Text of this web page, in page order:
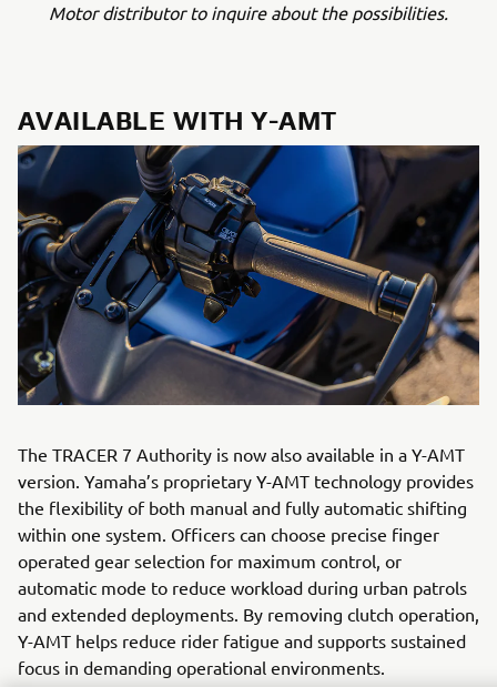
Motor distributor to inquire about the possibilities.
AVAILABLE WITH Y-AMT
The TRACER 7 Authority is now also available in a Y-AMT
version. Yamaha’s proprietary Y-AMT technology provides
the flexibility of both manual and fully automatic shifting
within one system. Officers can choose precise finger
operated gear selection for maximum control, or
automatic mode to reduce workload during urban patrols
and extended deployments. By removing clutch operation,
Y-AMT helps reduce rider fatigue and supports sustained
focus in demanding operational environments.